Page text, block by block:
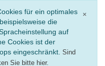
×
für ein optimales
die
auf
Cookies ist der
eingeschränkt. Sind
Sie bitte hier.